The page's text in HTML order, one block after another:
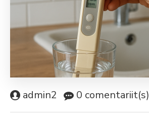
admin2 0 comentariit(s)